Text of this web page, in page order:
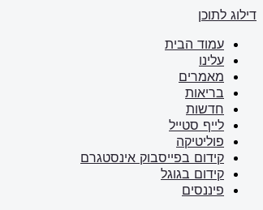
דילוג לתוכן
עמוד הבית
עלינו
מאמרים
בריאות
חדשות
לייף סטייל
פוליטיקה
קידום בפייסבוק אינסטגרם
קידום בגוגל
פיננסים